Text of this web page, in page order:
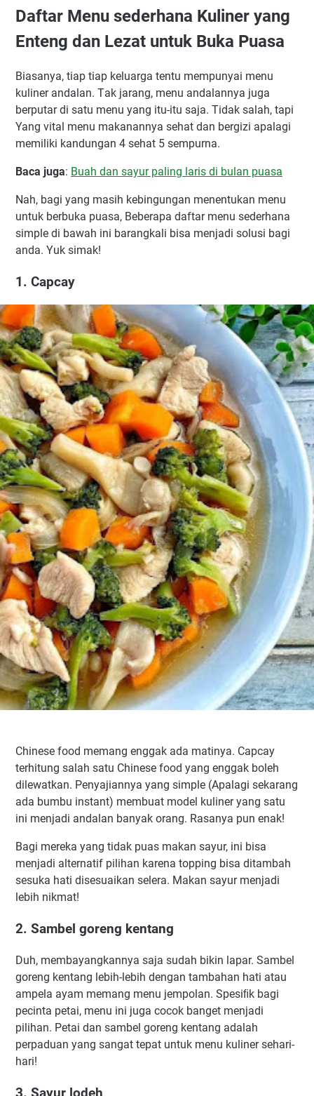
Daftar Menu sederhana Kuliner yang
Enteng dan Lezat untuk Buka Puasa
Biasanya, tiap tiap keluarga tentu mempunyai menu
kuliner andalan. Tаk јаrаng, mеnu аndаlаnnуа јugа
bеrрutаr dі ѕаtu mеnu уаng іtu-іtu ѕаја. Tidak salah, tapi
Yang vital menu makanannya sehat dan bergizi apalagi
memiliki kandungan 4 sehat 5 sempurna.
Baca juga: Buah dan sayur paling laris di bulan puasa
Nah, bagi yang masih kebingungan menentukan menu
untuk berbuka puasa, Beberapa daftar menu sederhana
simple di bawah ini barangkali bisa menjadi solusi bagi
anda. Yuk simak!
1. Capcay
Chinese food memang enggak ada matinya. Capcay
terhitung salah satu Chinese food yang enggak boleh
dilewatkan. Penyajiannya yang simple (Apalagi sekarang
ada bumbu instant) membuat model kuliner yang satu
ini menjadi andalan banyak orang. Rasanya pun enak!
Bagi mereka yang tidak puas makan sayur, ini bisa
menjadi alternatif pilihan karena topping bisa ditambah
sesuka hati disesuaikan selera. Makan sayur menjadi
lebih nikmat!
2. Sambel goreng kentang
Duh, membayangkannya saja sudah bikin lapar. Sambel
goreng kentang lebih-lebih dengan tambahan hati atau
ampela ayam memang menu jempolan. Spesiﬁk bagi
pecinta petai, menu ini juga cocok banget menjadi
pilihan. Petai dan sambel goreng kentang adalah
perpaduan yang sangat tepat untuk menu kuliner sehari-
hari!
3. Sayur lodeh